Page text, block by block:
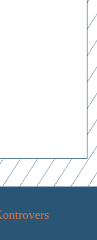
mit
mit
mit